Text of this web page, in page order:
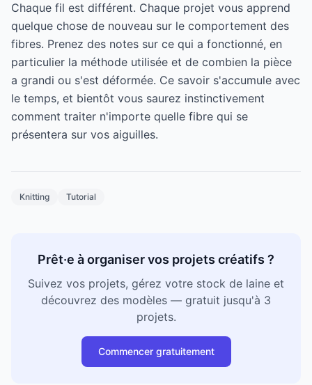
Chaque fil est différent. Chaque projet vous apprend
quelque chose de nouveau sur le comportement des
fibres. Prenez des notes sur ce qui a fonctionné, en
particulier la méthode utilisée et de combien la pièce
a grandi ou s'est déformée. Ce savoir s'accumule avec
le temps, et bientôt vous saurez instinctivement
comment traiter n'importe quelle fibre qui se
présentera sur vos aiguilles.
Knitting Tutorial
Prêt·e à organiser vos projets créatifs ?
Suivez vos projets, gérez votre stock de laine et
découvrez des modèles — gratuit jusqu'à 3
projets.
Commencer gratuitement